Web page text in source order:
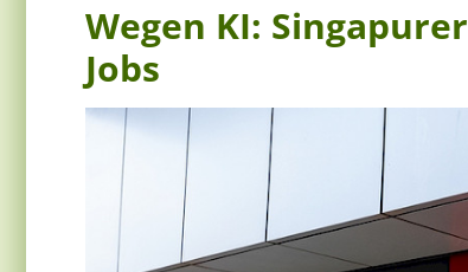
Wegen KI:
Jobs